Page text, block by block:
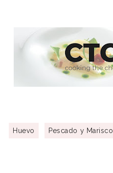
Huevo Pescado y Marisco